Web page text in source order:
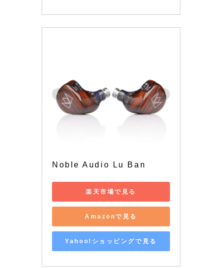
Noble Audio Lu Ban
楽天市場で見る
Amazonで見る
Yahoo!ショッピングで見る